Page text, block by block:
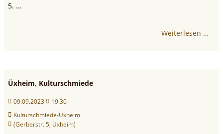
5. ...
Weiterlesen …
Üxheim, Kulturschmiede
09.09.2023
19:30
Kulturschmiede-Üxheim
(Gerberstr. 5, Üxheim)